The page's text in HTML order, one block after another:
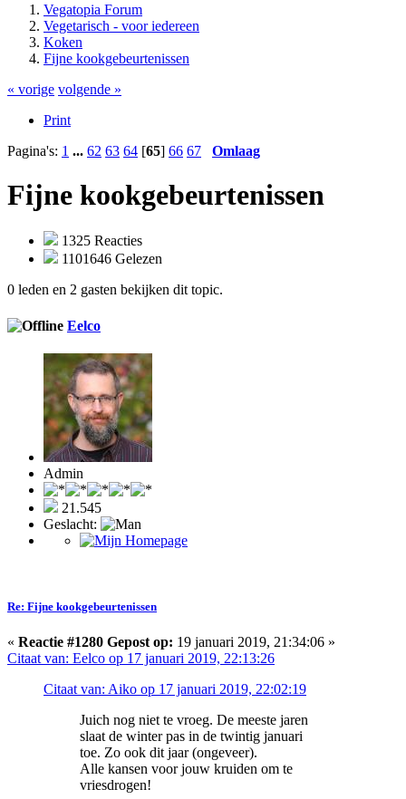
Vegatopia Forum
Vegetarisch - voor iedereen
Koken
Fijne kookgebeurtenissen
« vorige volgende »
Print
Pagina's: 1 ... 62 63 64 [65] 66 67 Omlaag
Fijne kookgebeurtenissen
1325 Reacties
1101646 Gelezen
0 leden en 2 gasten bekijken dit topic.
Eelco
Admin
21.545
Geslacht:
Re: Fijne kookgebeurtenissen
« Reactie #1280 Gepost op: 19 januari 2019, 21:34:06 »
Citaat van: Eelco op 17 januari 2019, 22:13:26
Citaat van: Aiko op 17 januari 2019, 22:02:19
Juich nog niet te vroeg. De meeste jaren
slaat de winter pas in de twintig januari
toe. Zo ook dit jaar (ongeveer).
Alle kansen voor jouw kruiden om te
vriesdrogen!